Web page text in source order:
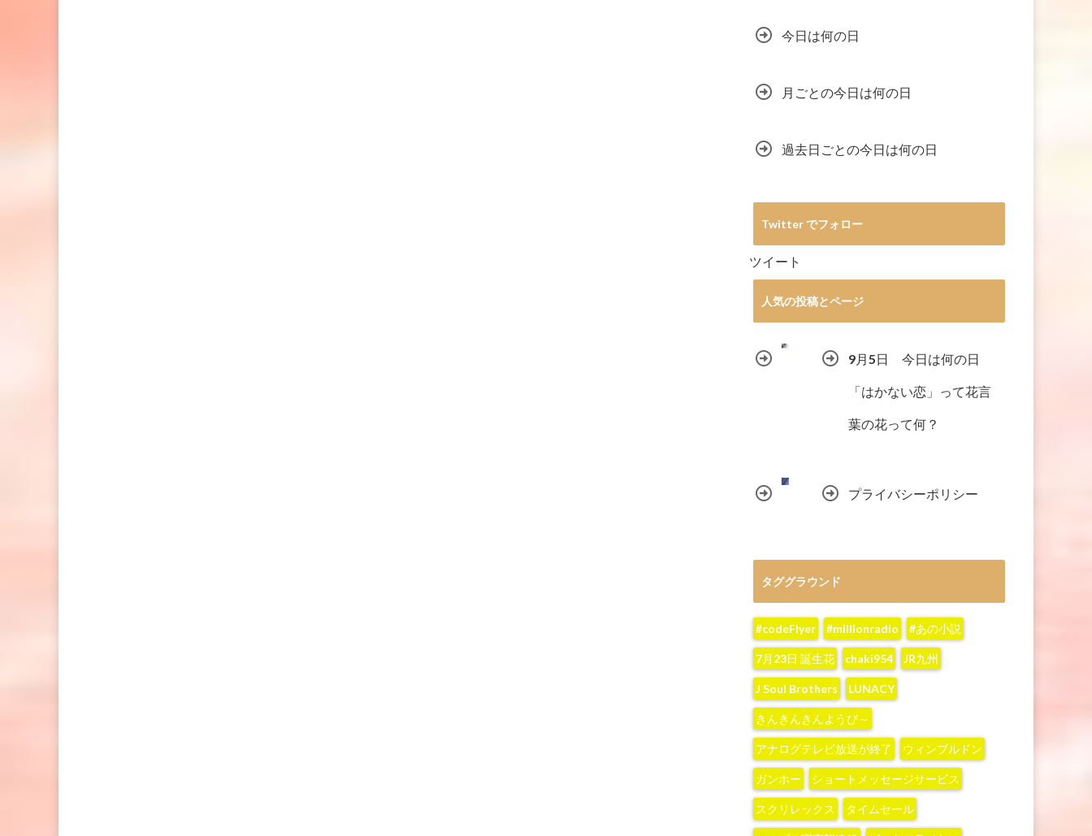
今日は何の日
月ごとの今日は何の日
過去日ごとの今日は何の日
Twitter でフォロー
ツイート
人気の投稿とページ
9月5日 今日は何の日
「はかない恋」って花言
葉の花って何？
プライバシーポリシー
タググラウンド
#codeFlyer #millionradio #あの小説
7月23日 誕生花 chaki954 JR九州
J Soul Brothers LUNACY
きんきんきんようび～
アナログテレビ放送が終了 ウィンブルドン
ガンホー ショートメッセージサービス
スクリレックス タイムセール